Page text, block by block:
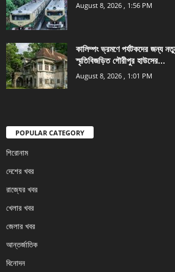
August 8, 2026 , 1:56 PM
কালিম্পং ভ্রমণে পর্যটকদের জন্য
স্মৃতিবিজড়িত গৌরীপুর হাউসের...
August 8, 2026 , 1:01 PM
POPULAR CATEGORY
শিরোনাম
দেশের খবর
রাজ্যের খবর
খেলার খবর
জেলার খবর
আন্তর্জাতিক
বিনোদন